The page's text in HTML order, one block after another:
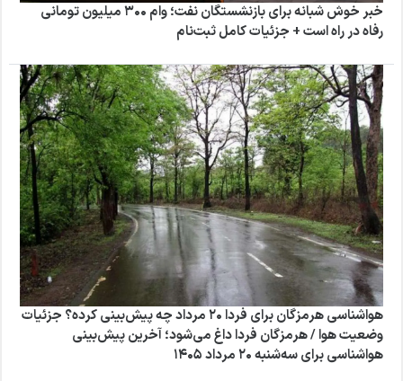
خبر خوش شبانه برای بازنشستگان نفت؛ وام ۳۰۰ میلیون تومانی
رفاه در راه است + جزئیات کامل ثبت‌نام
هواشناسی هرمزگان برای فردا ۲۰ مرداد چه پیش‌بینی کرده؟ جزئیات
وضعیت هوا / هرمزگان فردا داغ می‌شود؛ آخرین پیش‌بینی
هواشناسی برای سه‌شنبه ۲۰ مرداد ۱۴۰۵